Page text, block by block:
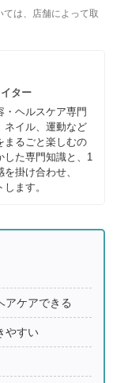
は、店舗によって取
ター
・ヘルスケア専門
ネイル、運動など
まるごと楽しむの
た専門知識と、1
掛け合わせ、
ます。
アケアできる
やすい